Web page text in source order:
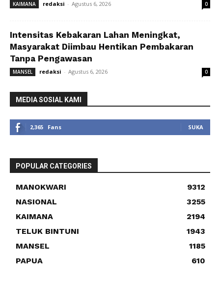
KAIMANA redaksi - Agustus 6, 2026 0
Intensitas Kebakaran Lahan Meningkat,
Masyarakat Diimbau Hentikan Pembakaran
Tanpa Pengawasan
MANSEL redaksi - Agustus 6, 2026 0
MEDIA SOSIAL KAMI
2,365 Fans SUKA
POPULAR CATEGORIES
MANOKWARI
9312
NASIONAL
3255
KAIMANA
2194
TELUK BINTUNI
1943
MANSEL
1185
PAPUA
610